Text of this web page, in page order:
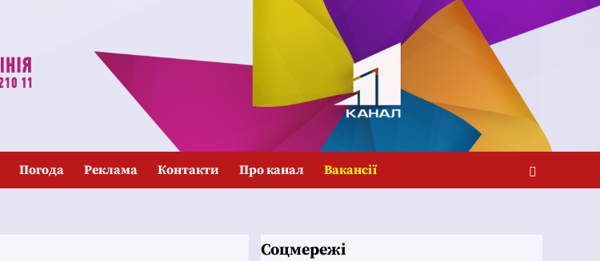
Погода Реклама Контакти Про канал Вакансії
Соцмережі